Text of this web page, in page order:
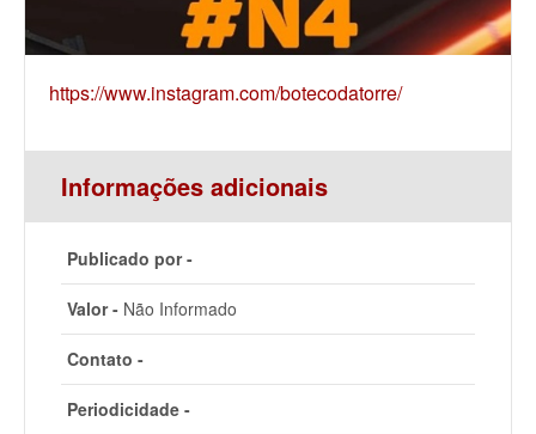
https://www.instagram.com/botecodatorre/
Informações adicionais
Publicado por -
Valor - Não Informado
Contato -
Periodicidade -